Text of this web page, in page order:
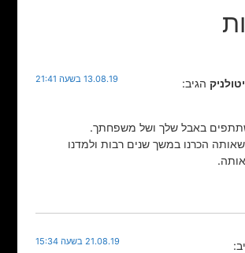
הגיב: 13.08.19 בשעה 21:41
באבל שלך ושל משפחתך.
שאותה הכרנו במשך שנים רבות ולמדנו
21.08.19 בשעה 15:34